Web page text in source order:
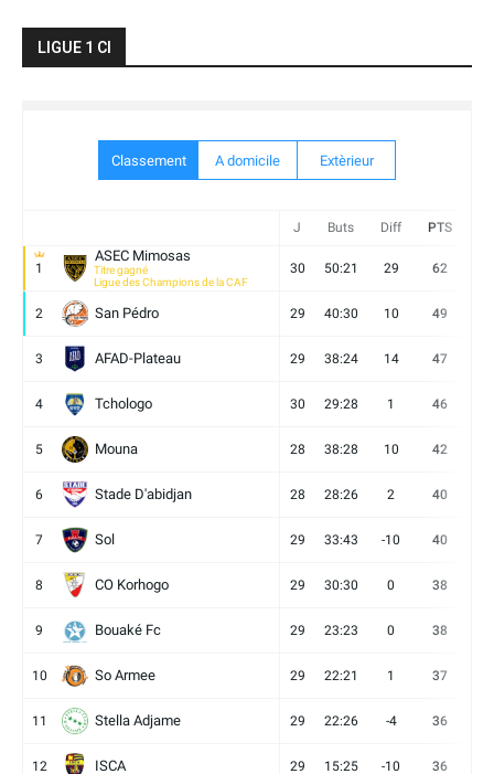
LIGUE 1 CI
Classement A domicile Extèrieur
J Buts Diff PTS
1
ASEC Mimosas
Titre gagné
Ligue des Champions de la CAF
30 50:21 29 62
2 San Pédro 29 40:30 10 49
3 AFAD-Plateau 29 38:24 14 47
4 Tchologo 30 29:28 1 46
5 Mouna 28 38:28 10 42
6 Stade D'abidjan 28 28:26 2 40
7 Sol 29 33:43 -10 40
8 CO Korhogo 29 30:30 0 38
9 Bouaké Fc 29 23:23 0 38
10 So Armee 29 22:21 1 37
11 Stella Adjame 29 22:26 -4 36
12 ISCA 29 15:25 -10 36